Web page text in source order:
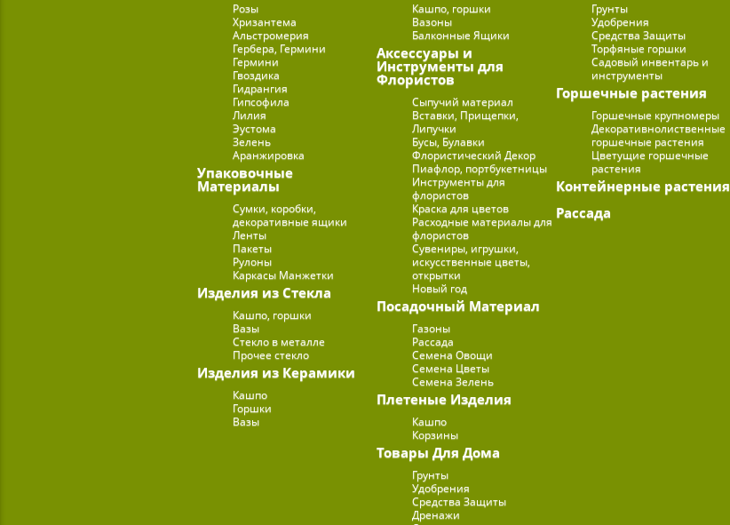
Розы
Хризантема
Альстромерия
Гербера, Гермини
Гермини
Гвоздика
Гидрангия
Гипсофила
Лилия
Эустома
Зелень
Аранжировка
Упаковочные
Материалы
Сумки, коробки,
декоративные ящики
Ленты
Пакеты
Рулоны
Каркасы Манжетки
Изделия из Стекла
Кашпо, горшки
Вазы
Стекло в металле
Прочее стекло
Изделия из Керамики
Кашпо
Горшки
Вазы
Кашпо, горшки
Вазоны
Балконные Ящики
Аксессуары и
Инструменты для
Флористов
Сыпучий материал
Вставки, Прищепки,
Липучки
Бусы, Булавки
Флористический Декор
Пиафлор, портбукетницы
Инструменты для
флористов
Краска для цветов
Расходные материалы для
флористов
Сувениры, игрушки,
искусственные цветы,
открытки
Новый год
Посадочный Материал
Газоны
Рассада
Семена Овощи
Семена Цветы
Семена Зелень
Плетеные Изделия
Кашпо
Корзины
Товары Для Дома
Грунты
Удобрения
Средства Защиты
Дренажи
Грунты
Удобрения
Средства Защиты
Торфяные горшки
Садовый инвентарь и
инструменты
Горшечные растения
Горшечные крупномеры
Декоративнолиственные
горшечные растения
Цветущие горшечные
растения
Контейнерные растения
Рассада